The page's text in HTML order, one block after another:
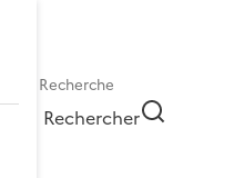
Rechercher